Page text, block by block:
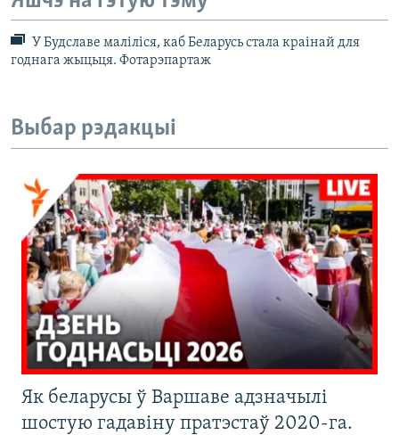
У Будславе маліліся, каб Беларусь стала краінай для
годнага жыцьця. Фотарэпартаж
Выбар рэдакцыі
Як беларусы ў Варшаве адзначылі
шостую гадавіну пратэстаў 2020-га.